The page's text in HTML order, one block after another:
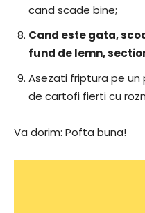
cand scade bine;
Cand este gata,
fund de lemn,
Asezati friptura pe
de cartofi fierti cu
Va dorim: Pofta buna!